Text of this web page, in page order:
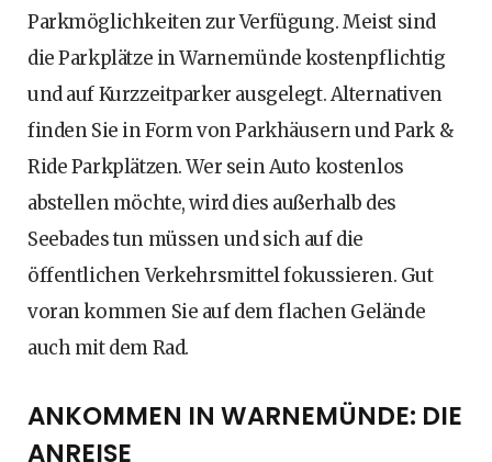
Parkmöglichkeiten zur Verfügung. Meist sind
die Parkplätze in Warnemünde kostenpflichtig
und auf Kurzzeitparker ausgelegt. Alternativen
finden Sie in Form von Parkhäusern und Park &
Ride Parkplätzen. Wer sein Auto kostenlos
abstellen möchte, wird dies außerhalb des
Seebades tun müssen und sich auf die
öffentlichen Verkehrsmittel fokussieren. Gut
voran kommen Sie auf dem flachen Gelände
auch mit dem Rad.
ANKOMMEN IN WARNEMÜNDE: DIE
ANREISE